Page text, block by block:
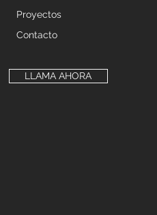
Proyectos
Contacto
LLAMA AHORA